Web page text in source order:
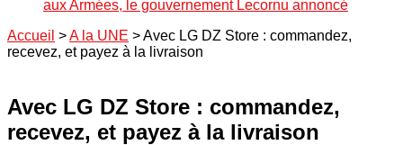
aux Armées, le gouvernement Lecornu annoncé
Accueil >A la UNE >Avec LG DZ Store : commandez,
recevez, et payez à la livraison
Avec LG DZ Store : commandez,
recevez, et payez à la livraison